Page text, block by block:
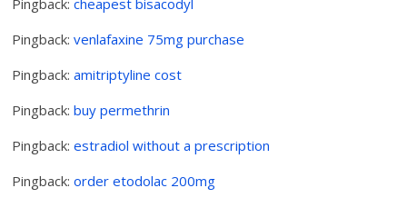
Pingback:venlafaxine 75mg purchase
Pingback:amitriptyline cost
Pingback:buy permethrin
Pingback:estradiol without a prescription
Pingback:order etodolac 200mg